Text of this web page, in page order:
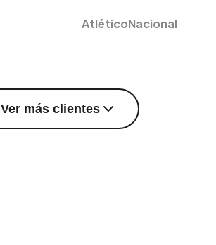
AtléticoNacional
Ver más clientes